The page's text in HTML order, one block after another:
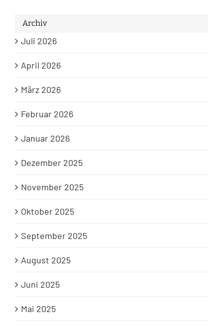
Archiv
Juli 2026
April 2026
März 2026
Februar 2026
Januar 2026
Dezember 2025
November 2025
Oktober 2025
September 2025
August 2025
Juni 2025
Mai 2025